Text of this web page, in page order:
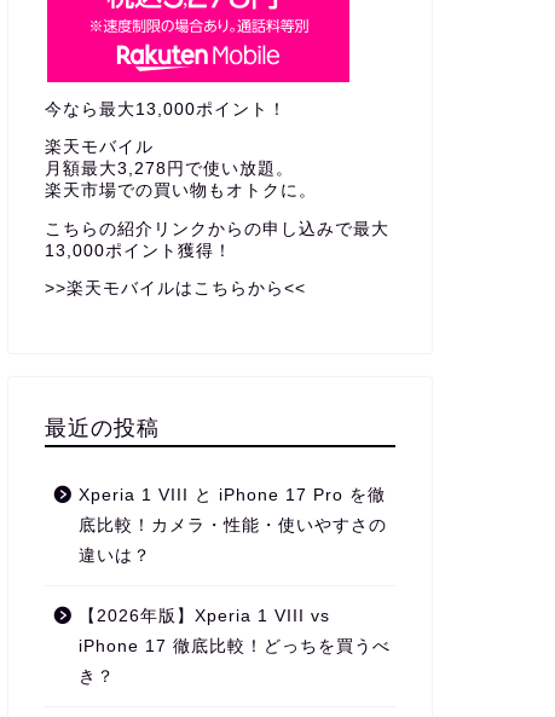
今なら最大13,000ポイント！
楽天モバイル
月額最大3,278円で使い放題。
楽天市場での買い物もオトクに。
こちらの紹介リンクからの申し込みで最大
13,000ポイント獲得！
>>楽天モバイルはこちらから<<
最近の投稿
Xperia 1 VIII と iPhone 17 Pro を徹
底比較！カメラ・性能・使いやすさの
違いは？
【2026年版】Xperia 1 VIII vs
iPhone 17 徹底比較！どっちを買うべ
き？